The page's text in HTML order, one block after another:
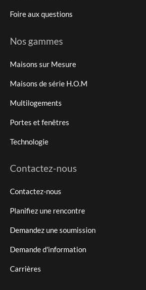
Foire aux questions
Nos gammes
Maisons sur Mesure
Maisons de série H.O.M
Multilogements
Portes et fenêtres
Technologie
Contactez-nous
Contactez-nous
Planifiez une rencontre
Demandez une soumission
Demande d'information
Carrières